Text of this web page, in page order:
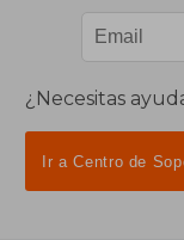
¿Necesitas
Ir a Centro de